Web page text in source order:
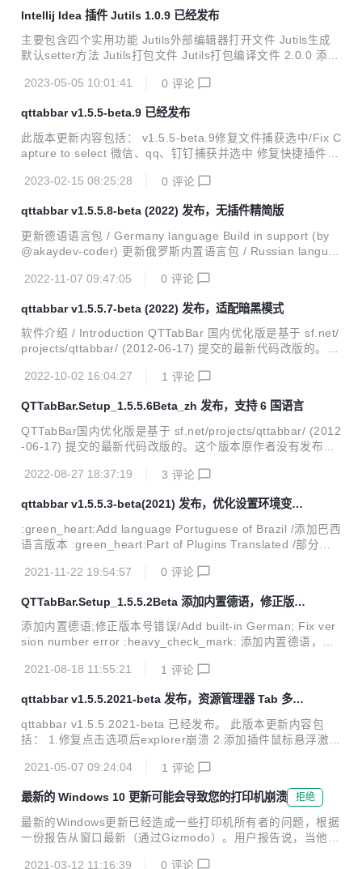
Intellij Idea 插件 Jutils 1.0.9 已经发布
主要包含四个实用功能 Jutils外部编辑器打开文件 Jutils生成
默认setter方法 Jutils打包文件 Jutils打包编译文件 2.0.0 添加
注释，更新最新依赖不支持低版本 1.0.8 生成无参构造方法，
译输出字节码文件(可以制作补丁) 1.0.6 修复重名打包压缩包
的严重bug 1.0.5 添加选中文件进行打包(包含目录，不包含目
录),修复判断windows标识bug 1.0.4 支持Editplus路径，调整
EditPlus的图标 1.0.3 ...
2023-05-05 10:01:41 0 评论
qttabbar v1.5.5-beta.9 已经发布
此版本更新内容包括： v1.5.5-beta.9修复文件捕获选中/Fix C
apture to select 微信、qq、钉钉捕获并选中 修复快捷插件无
打开异常） 修复安装包检测旧版bug 修复重名标签后缀错乱
中 网络文件夹关闭预览功能 默认加载最近关闭工具栏 预览文
本支持不同格式编码，支持主流 GB2312、UTF8Bom、UTF
8NoBom、UTF16LeBom、UTF16BeBom、UTF16NoLeBo
m、UTF16NoBeBom等 SetHome插件修复设置环境变量P
A...
2023-02-15 08:25:28 0 评论
qttabbar v1.5.5.8-beta (2022) 发布，无插件精简版
更新德语语言包 / Germany language Build in support (by
@akaydev-coder) 更新俄罗斯内置语言包 / Russian langua
到正确的标签位置 修复当只有一个标签的时候执行双击标签空
活和非激活标签颜色失效问题，需要配置关闭自动变色 修复颜
色因为暗色模式被重置问题 / 修复标签外观颜色重置导致暗黑
模式混乱问题 子目录添加中键导航 / Sub dir support mouse
middle butto...
2022-11-07 09:47:05 0 评论
qttabbar v1.5.5.7-beta (2022) 发布，适配暗黑模式
软件介绍 / Introduction QTTabBar 国内优化版是基于 sf.net/
projects/qttabbar/ (2012-06-17) 提交的最新代码改版的。这
化特性，主要是为了方便国内用户使用；另外日本作者维护的
了捕获窗口这个好用的功能。 QTTabBar 是一款可以让你在
Windows 资源管理器中使用 Tab 多标签功能的小工具。从此
以后工作时不再遍布文件夹窗口，还有给力的文件夹预览功
能，大大提高了你工作的效率。就像 IE 7 和 Firefox、Ope...
2022-10-02 16:04:27 1 评论
QTTabBar.Setup_1.5.5.6Beta_zh 发布，支持 6 国语言
QTTabBar国内优化版是基于 sf.net/projects/qttabbar/ (2012
-06-17) 提交的最新代码改版的。这个版本原作者没有发布
便国内用户使用；另外日本作者维护的Quizo官网版本的捕获
功能。 QTTabBar是一款可以让你在Windows资源管理器中使
用Tab多标签功能的小工具。从此以后工作时不再遍布文件夹
窗口，还有给力的文件夹预览功能，大大提高了你工作的效
率。就像IE 7和Firefox、Opera那样的。QTTabBar还提供了
一些功能插件，如：文件操作...
2022-08-27 18:37:19 3 评论
qttabbar v1.5.5.3-beta(2021) 发布，优化设置环境变量
工具，支持巴西语
:green_heart:Add language Portuguese of Brazil /添加巴西
语言版本 :green_heart:Part of Plugins Translated /部分插
Resources_String.resx /v0.1资源德语翻译 :green_heart:O
n_heart:Setting java development tool variables /...
2021-11-22 19:54:57 0 评论
QTTabBar.Setup_1.5.5.2Beta 添加内置德语，修正版本
号错误
添加内置德语;修正版本号错误/Add built-in German; Fix ver
sion number error :heavy_check_mark: 添加内置德语，添
y_check_mark: 添加qttabbar图标ico :heavy_check_mark:
版本号错误 :heavy_check_mark: Add built-in German, add
drop-down selection :heavy_check_mar...
2021-08-18 11:55:21 1 评论
qttabbar v1.5.5.2021-beta 发布，资源管理器 Tab 多标
签功能的小工具
qttabbar v1.5.5.2021-beta 已经发布。 此版本更新内容包
括： 1.修复点击选项后explorer崩溃 2.添加插件鼠标悬浮激活
ar国内优化版是基于 sf.net/projects/qttabbar/ (2012-06-17)
提交的最新代码改版的。这个版本原作者没有发布过，具体不
知道什么原因。增添一些汉化特性，主要是为了方便国内用户
使用；另外日本作者维护的Quizo官网版本的捕获窗口一直用
着不习惯，所以该版本保留了捕获窗口这个好用的功能。 QTT
2021-05-07 09:24:04 1 评论
最新的 Windows 10 更新可能会导致您的打印机崩溃 拒绝
最新的Windows更新已经造成一些打印机所有者的问题，根据
一份报告从窗口最新（通过Gizmodo）。用户报告说，当他们
2021-03-12 11:16:39 0 评论